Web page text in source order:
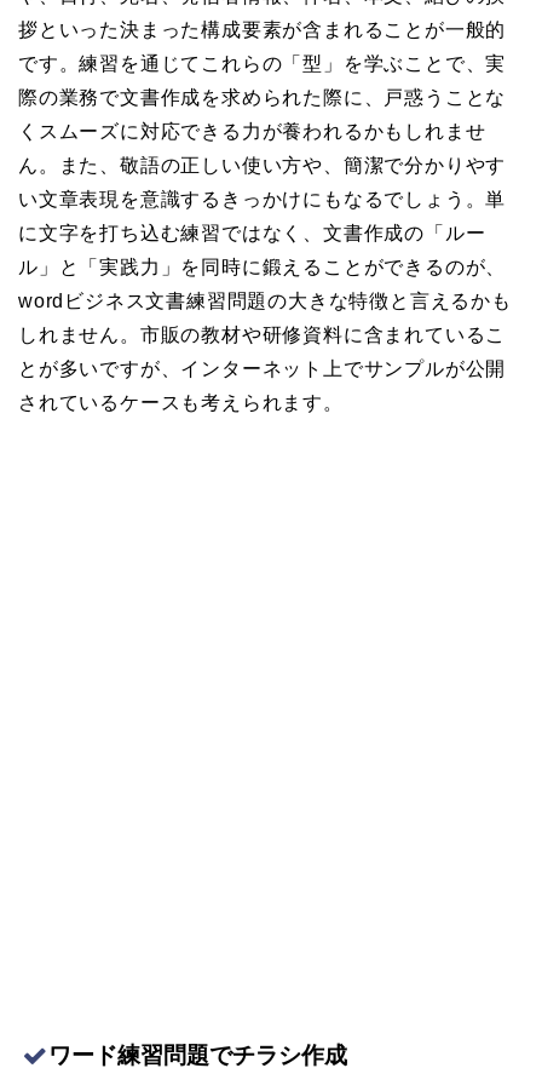
拶といった決まった構成要素が含まれることが一般的
です。練習を通じてこれらの「型」を学ぶことで、実
際の業務で文書作成を求められた際に、戸惑うことな
くスムーズに対応できる力が養われるかもしれませ
ん。また、敬語の正しい使い方や、簡潔で分かりやす
い文章表現を意識するきっかけにもなるでしょう。単
に文字を打ち込む練習ではなく、文書作成の「ルー
ル」と「実践力」を同時に鍛えることができるのが、
wordビジネス文書練習問題の大きな特徴と言えるかも
しれません。市販の教材や研修資料に含まれているこ
とが多いですが、インターネット上でサンプルが公開
されているケースも考えられます。
ワード練習問題でチラシ作成